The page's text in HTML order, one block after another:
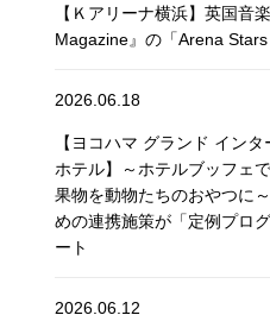
【Ｋアリーナ横浜】英国音
Magazine』の「Arena
2026.06.18
【ヨコハマ グランド イン
ホテル】～ホテルブッフェ
果物を動物たちのおやつに
めの連携施策が「定例プロ
ート
2026.06.12